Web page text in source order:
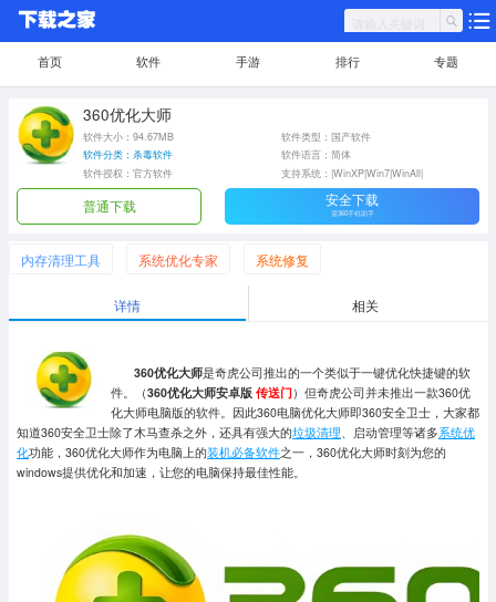
首页 软件 手游 排行 专题
360优化大师
软件大小：94.67MB
软件类型：国产软件
软件分类：杀毒软件
软件语言：简体
软件授权：官方软件
支持系统：|WinXP|Win7|WinAll|
普通下载 安全下载
需360手机助手
内存清理工具 系统优化专家 系统修复
详情 相关
360优化大师是奇虎公司推出的一个类似于一键优化快捷键的软
件。（360优化大师安卓版 传送门）但奇虎公司并未推出一款360优
化大师电脑版的软件。因此360电脑优化大师即360安全卫士，大家都
知道360安全卫士除了木马查杀之外，还具有强大的垃圾清理 、启动管理等诸多系统优
化功能，360优化大师作为电脑上的装机必备软件之一，360优化大师时刻为您的
windows提供优化和加速，让您的电脑保持最佳性能。